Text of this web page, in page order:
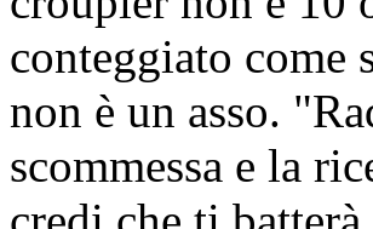
conteggiato come
non è un asso.
scommessa e la